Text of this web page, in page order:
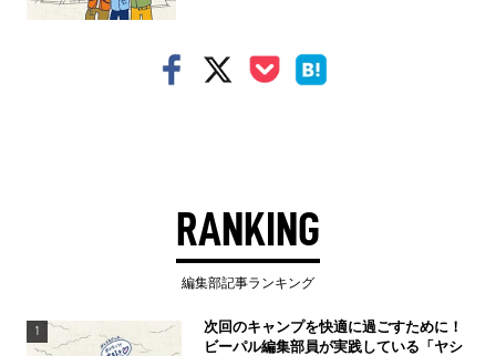
RANKING
編集部記事ランキング
1
次回のキャンプを快適に過ごすために！
ビーパル編集部員が実践している「ヤシ